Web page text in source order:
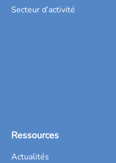
Secteur d’activité
Ressources
Actualités